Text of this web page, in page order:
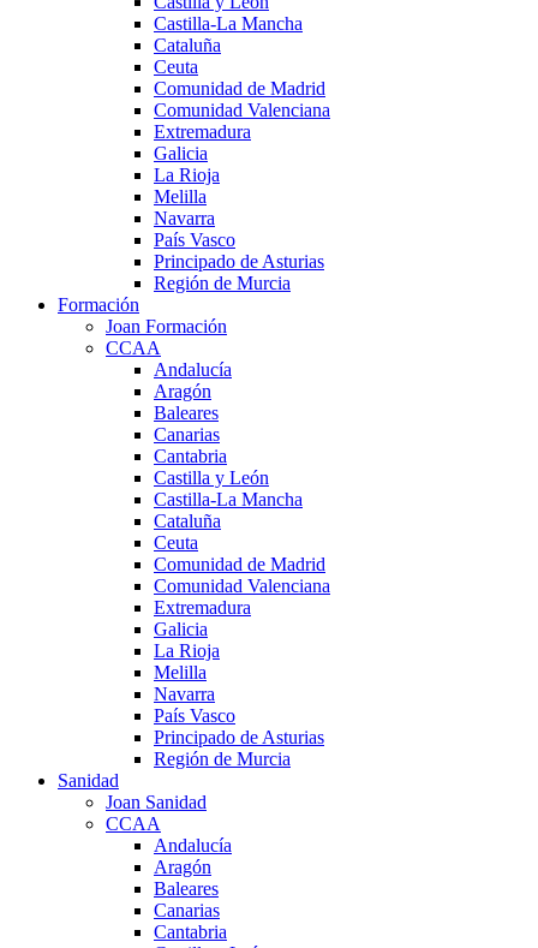
Castilla-La Mancha
Cataluña
Ceuta
Comunidad de Madrid
Comunidad Valenciana
Extremadura
Galicia
La Rioja
Melilla
Navarra
País Vasco
Principado de Asturias
Región de Murcia
Formación
Joan Formación
CCAA
Andalucía
Aragón
Baleares
Canarias
Cantabria
Castilla y León
Castilla-La Mancha
Cataluña
Ceuta
Comunidad de Madrid
Comunidad Valenciana
Extremadura
Galicia
La Rioja
Melilla
Navarra
País Vasco
Principado de Asturias
Región de Murcia
Sanidad
Joan Sanidad
CCAA
Andalucía
Aragón
Baleares
Canarias
Cantabria